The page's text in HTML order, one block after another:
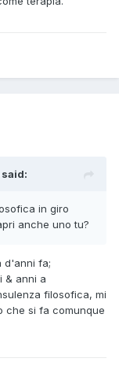
said:
in giro
anche uno tu?
d'anni fa;
& anni a
filosofica, mi
che si fa comunque